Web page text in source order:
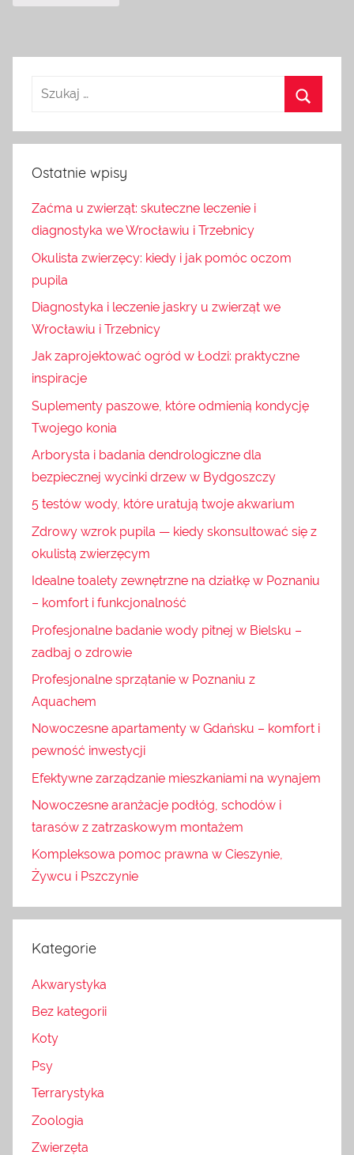
Ostatnie wpisy
Zaćma u zwierząt: skuteczne leczenie i
diagnostyka we Wrocławiu i Trzebnicy
Okulista zwierzęcy: kiedy i jak pomóc oczom
pupila
Diagnostyka i leczenie jaskry u zwierząt we
Wrocławiu i Trzebnicy
Jak zaprojektować ogród w Łodzi: praktyczne
inspiracje
Suplementy paszowe, które odmienią kondycję
Twojego konia
Arborysta i badania dendrologiczne dla
bezpiecznej wycinki drzew w Bydgoszczy
5 testów wody, które uratują twoje akwarium
Zdrowy wzrok pupila — kiedy skonsultować się z
okulistą zwierzęcym
Idealne toalety zewnętrzne na działkę w Poznaniu
– komfort i funkcjonalność
Profesjonalne badanie wody pitnej w Bielsku –
zadbaj o zdrowie
Profesjonalne sprzątanie w Poznaniu z
Aquachem
Nowoczesne apartamenty w Gdańsku – komfort i
pewność inwestycji
Efektywne zarządzanie mieszkaniami na wynajem
Nowoczesne aranżacje podłóg, schodów i
tarasów z zatrzaskowym montażem
Kompleksowa pomoc prawna w Cieszynie,
Żywcu i Pszczynie
Kategorie
Akwarystyka
Bez kategorii
Koty
Psy
Terrarystyka
Zoologia
Zwierzęta